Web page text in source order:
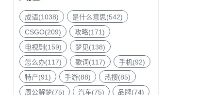
成语(1038)
是什么意思(542)
CSGO(209)
攻略(171)
电视剧(159)
梦见(138)
怎么办(117)
歌词(117)
手机(92)
特产(91)
手游(88)
热搜(85)
周公解梦(75)
汽车(75)
品牌(74)